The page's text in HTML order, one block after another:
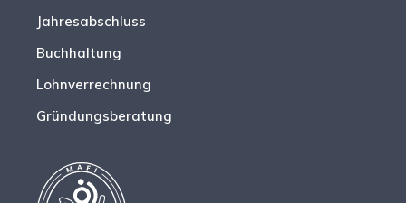
Jahresabschluss
Buchhaltung
Lohnverrechnung
Gründungsberatung